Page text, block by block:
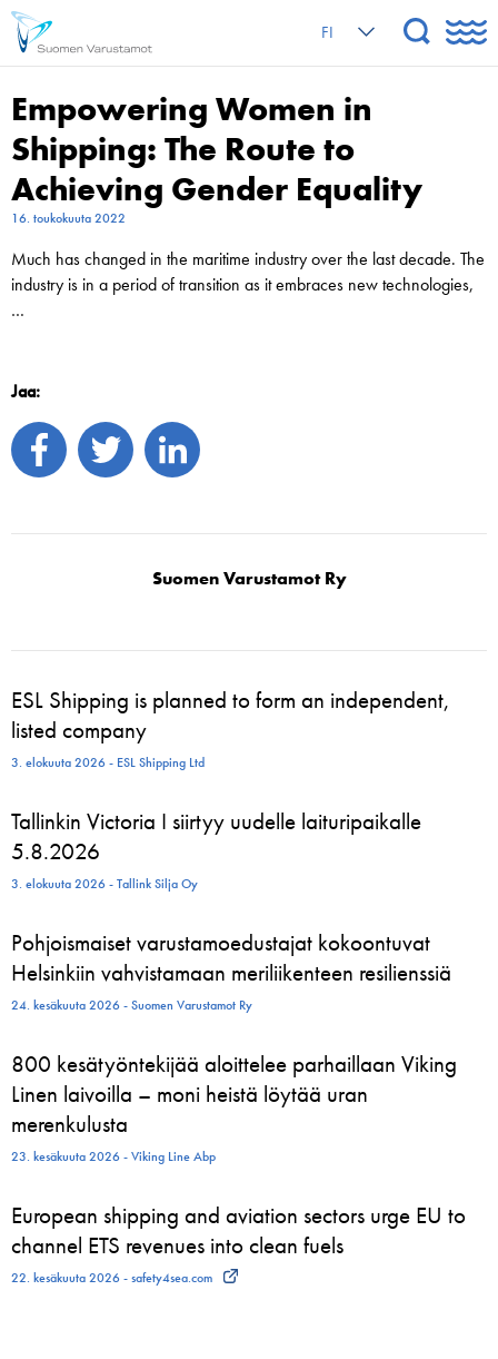
FI
Empowering Women in
Shipping: The Route to
Achieving Gender Equality
16. toukokuuta 2022
Much has changed in the maritime industry over the last decade. The
industry is in a period of transition as it embraces new technologies,
…
Jaa:
Suomen Varustamot Ry
ESL Shipping is planned to form an independent,
listed company
3. elokuuta 2026 - ESL Shipping Ltd
Tallinkin Victoria I siirtyy uudelle laituripaikalle
5.8.2026
3. elokuuta 2026 - Tallink Silja Oy
Pohjoismaiset varustamoedustajat kokoontuvat
Helsinkiin vahvistamaan meriliikenteen resilienssiä
24. kesäkuuta 2026 - Suomen Varustamot Ry
800 kesätyöntekijää aloittelee parhaillaan Viking
Linen laivoilla – moni heistä löytää uran
merenkulusta
23. kesäkuuta 2026 - Viking Line Abp
European shipping and aviation sectors urge EU to
channel ETS revenues into clean fuels
22. kesäkuuta 2026 - safety4sea.com